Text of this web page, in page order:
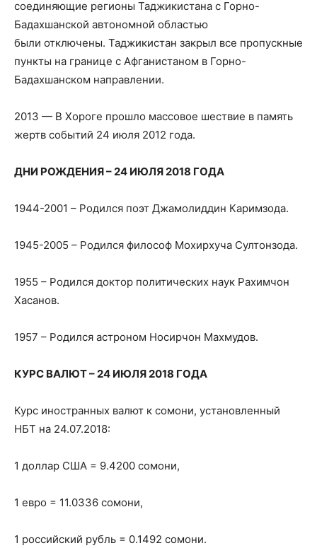
соединяющие регионы Таджикистана с Горно-
Бадахшанской автономной областью
были отключены. Таджикистан закрыл все пропускные
пункты на границе с Афганистаном в Горно-
Бадахшанском направлении.
2013 — В Хороге прошло массовое шествие в память
жертв событий 24 июля 2012 года.
ДНИ РОЖДЕНИЯ – 24 ИЮЛЯ 2018 ГОДА
1944-2001 – Родился поэт Джамолиддин Каримзода.
1945-2005 – Родился философ Мохирхуча Султонзода.
1955 – Родился доктор политических наук Рахимчон
Хасанов.
1957 – Родился астроном Носирчон Махмудов.
КУРС ВАЛЮТ – 24 ИЮЛЯ 2018 ГОДА
Курс иностранных валют к сомони, установленный
НБТ на 24.07.2018:
1 доллар США = 9.4200 сомони,
1 евро = 11.0336 сомони,
1 российский рубль = 0.1492 сомони.